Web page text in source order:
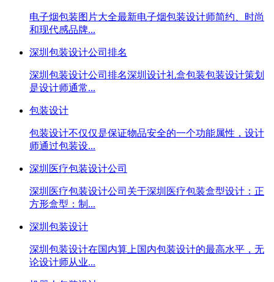
电子烟包装图片大全最新电子烟包装设计师简约、时尚
和现代感品牌...
深圳包装设计公司排名
深圳包装设计公司排名深圳设计礼盒包装包装设计策划
是设计师通常...
包装设计
包装设计不仅仅是保证物品安全的一个功能属性，设计
师通过包装设...
深圳医疗包装设计公司
深圳医疗包装设计公司关于深圳医疗包装盒型设计：正
方形盒型：制...
深圳包装设计
深圳包装设计在国内算上国内包装设计的最高水平，无
论设计师从业...